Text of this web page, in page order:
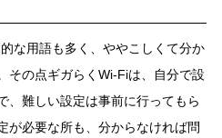
な用語も多く、ややこしくて分か
その点ギガらくWi-Fiは、自分で設
、難しい設定は事前に行ってもら
が必要な所も、分からなければ問